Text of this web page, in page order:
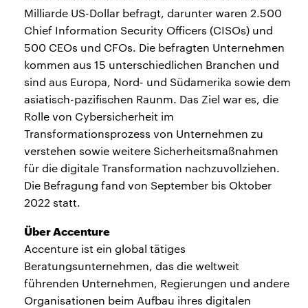
Milliarde US-Dollar befragt, darunter waren 2.500
Chief Information Security Officers (CISOs) und
500 CEOs und CFOs. Die befragten Unternehmen
kommen aus 15 unterschiedlichen Branchen und
sind aus Europa, Nord- und Südamerika sowie dem
asiatisch-pazifischen Raunm. Das Ziel war es, die
Rolle von Cybersicherheit im
Transformationsprozess von Unternehmen zu
verstehen sowie weitere Sicherheitsmaßnahmen
für die digitale Transformation nachzuvollziehen.
Die Befragung fand von September bis Oktober
2022 statt.
Über Accenture
Accenture ist ein global tätiges
Beratungsunternehmen, das die weltweit
führenden Unternehmen, Regierungen und andere
Organisationen beim Aufbau ihres digitalen